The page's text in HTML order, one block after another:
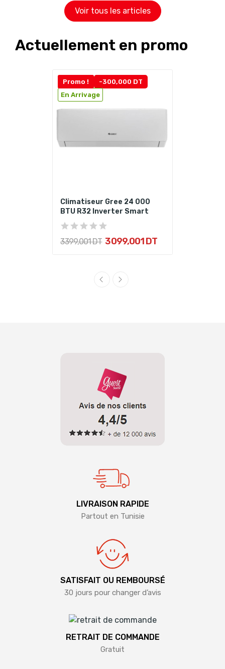
Voir tous les articles
Actuellement en promo
Promo !
-300,000 DT
En Arrivage
Climatiseur Gree 24 000
BTU R32 Inverter Smart
3 399,001 DT 3 099,001 DT
LIVRAISON RAPIDE
Partout en Tunisie
SATISFAIT OU REMBOURSÉ
30 jours pour changer d’avis
RETRAIT DE COMMANDE
Gratuit